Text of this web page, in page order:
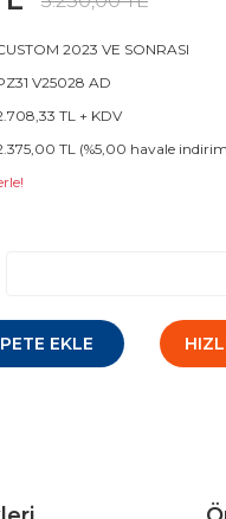
2023 VE SONRASI
V25028 AD
TL + KDV
TL (%5,00 havale
EKLE